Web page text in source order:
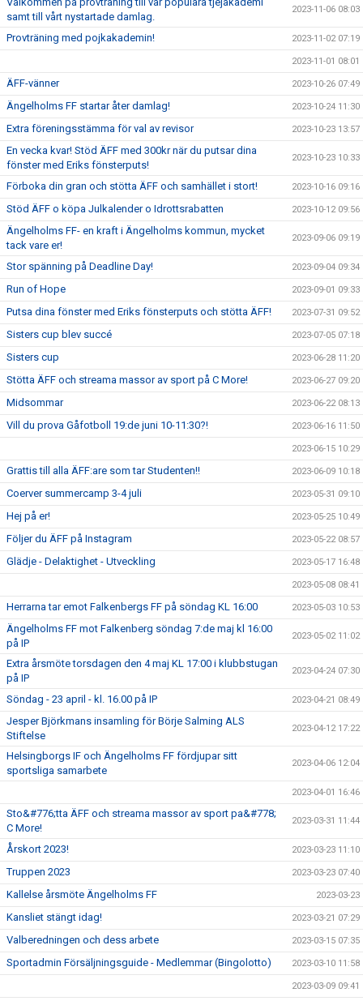
samt till vårt nystartade damlag.
2023-11-06 08:03
Provträning med pojkakademin! 2023-11-02 07:19
2023-11-01 08:01
ÄFF-vänner 2023-10-26 07:49
Ängelholms FF startar åter damlag! 2023-10-24 11:30
Extra föreningsstämma för val av revisor 2023-10-23 13:57
En vecka kvar! Stöd ÄFF med 300kr när du putsar dina
fönster med Eriks fönsterputs!
2023-10-23 10:33
Förboka din gran och stötta ÄFF och samhället i stort! 2023-10-16 09:16
Stöd ÄFF o köpa Julkalender o Idrottsrabatten 2023-10-12 09:56
Ängelholms FF- en kraft i Ängelholms kommun, mycket
tack vare er!
2023-09-06 09:19
Stor spänning på Deadline Day! 2023-09-04 09:34
Run of Hope 2023-09-01 09:33
Putsa dina fönster med Eriks fönsterputs och stötta ÄFF! 2023-07-31 09:52
Sisters cup blev succé 2023-07-05 07:18
Sisters cup 2023-06-28 11:20
Stötta ÄFF och streama massor av sport på C More! 2023-06-27 09:20
Midsommar 2023-06-22 08:13
Vill du prova Gåfotboll 19:de juni 10-11:30?! 2023-06-16 11:50
2023-06-15 10:29
Grattis till alla ÄFF:are som tar Studenten!! 2023-06-09 10:18
Coerver summercamp 3-4 juli 2023-05-31 09:10
Hej på er! 2023-05-25 10:49
Följer du ÄFF på Instagram 2023-05-22 08:57
Glädje - Delaktighet - Utveckling 2023-05-17 16:48
2023-05-08 08:41
Herrarna tar emot Falkenbergs FF på söndag KL 16:00 2023-05-03 10:53
Ängelholms FF mot Falkenberg söndag 7:de maj kl 16:00
på IP
2023-05-02 11:02
Extra årsmöte torsdagen den 4 maj KL 17:00 i klubbstugan
på IP
2023-04-24 07:30
Söndag - 23 april - kl. 16.00 på IP 2023-04-21 08:49
Jesper Björkmans insamling för Börje Salming ALS
Stiftelse
2023-04-12 17:22
Helsingborgs IF och Ängelholms FF fördjupar sitt
sportsliga samarbete
2023-04-06 12:04
2023-04-01 16:46
Sto&#776;tta ÄFF och streama massor av sport pa&#778;
C More!
2023-03-31 11:44
Årskort 2023! 2023-03-23 11:10
Truppen 2023 2023-03-23 07:40
Kallelse årsmöte Ängelholms FF 2023-03-23
Kansliet stängt idag! 2023-03-21 07:29
Valberedningen och dess arbete 2023-03-15 07:35
Sportadmin Försäljningsguide - Medlemmar (Bingolotto) 2023-03-10 11:58
2023-03-09 09:41